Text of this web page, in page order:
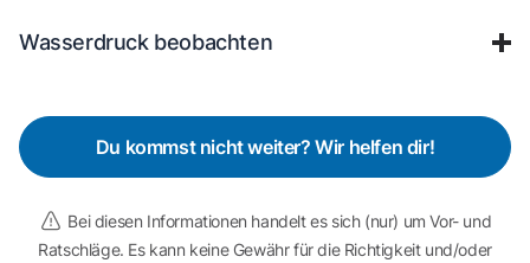
Wasserdruck beobachten
Du kommst nicht weiter? Wir helfen dir!
Bei diesen Informationen handelt es sich (nur) um Vor- und
Ratschläge. Es kann keine Gewähr für die Richtigkeit und/oder